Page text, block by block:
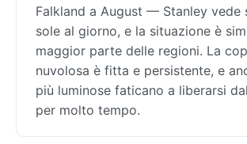
Falkland a August — Stanley vede
sole al giorno, e la situazione è
maggior parte delle regioni. La
nuvolosa è fitta e persistente, e
più luminose faticano a liberarsi
per molto tempo.